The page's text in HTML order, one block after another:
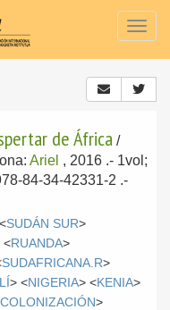
de África /
Ariel , 2016 .- 1vol;
84-34-42331-2 .-
SUDÁN SUR>
<RUANDA>
SUDAFRICANA.R>
> <NIGERIA> <KENIA>
>